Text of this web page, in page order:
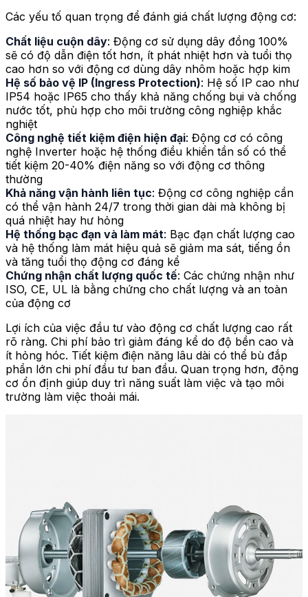
Các yếu tố quan trọng để đánh giá chất lượng động cơ:
Chất liệu cuộn dây: Động cơ sử dụng dây đồng 100%
sẽ có độ dẫn điện tốt hơn, ít phát nhiệt hơn và tuổi thọ
cao hơn so với động cơ dùng dây nhôm hoặc hợp kim
Hệ số bảo vệ IP (Ingress Protection): Hệ số IP cao như
IP54 hoặc IP65 cho thấy khả năng chống bụi và chống
nước tốt, phù hợp cho môi trường công nghiệp khắc
nghiệt
Công nghệ tiết kiệm điện hiện đại: Động cơ có công
nghệ Inverter hoặc hệ thống điều khiển tần số có thể
tiết kiệm 20-40% điện năng so với động cơ thông
thường
Khả năng vận hành liên tục: Động cơ công nghiệp cần
có thể vận hành 24/7 trong thời gian dài mà không bị
quá nhiệt hay hư hỏng
Hệ thống bạc đạn và làm mát: Bạc đạn chất lượng cao
và hệ thống làm mát hiệu quả sẽ giảm ma sát, tiếng ồn
và tăng tuổi thọ động cơ đáng kể
Chứng nhận chất lượng quốc tế: Các chứng nhận như
ISO, CE, UL là bằng chứng cho chất lượng và an toàn
của động cơ
Lợi ích của việc đầu tư vào động cơ chất lượng cao rất
rõ ràng. Chi phí bảo trì giảm đáng kể do độ bền cao và
ít hỏng hóc. Tiết kiệm điện năng lâu dài có thể bù đắp
phần lớn chi phí đầu tư ban đầu. Quan trọng hơn, động
cơ ổn định giúp duy trì năng suất làm việc và tạo môi
trường làm việc thoải mái.